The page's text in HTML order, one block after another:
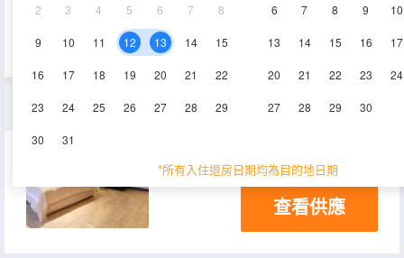
2 3 4 5 6 7 8
9 10 11 12 13 14 15
16 17 18 19 20 21 22
23 24 25 26 27 28 29
30 31
6 7 8 9 10
13 14 15 16 17
20 21 22 23 24
27 28 29 30
*所有入住退房日期均為目的地日期
小型特別房
查看供應